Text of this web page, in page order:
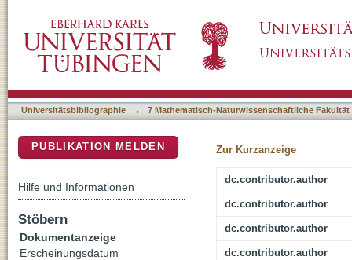
(Southwest Germany)
Universitätsbibliographie → 7 Mathematisch-Naturwissenschaftliche Fakultät
Zur Kurzanzeige
dc.contributor.author
dc.contributor.author
dc.contributor.author
dc.contributor.author
PUBLIKATION MELDEN
Hilfe und Informationen
Stöbern
Dokumentanzeige
Erscheinungsdatum